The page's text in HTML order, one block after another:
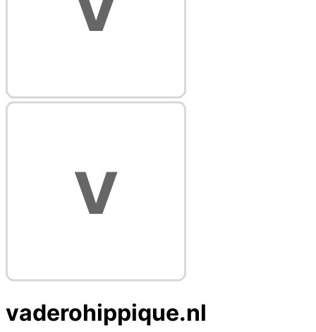
vaderohippique.nl